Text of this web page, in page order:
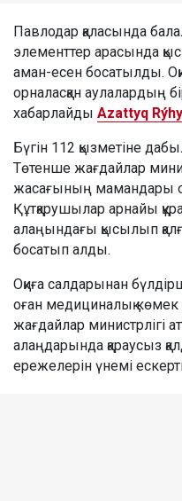
Павлодар қаласында
элементтер арасында
аман-есен босатылды.
орналасқан аулалардың
хабарлайды Azattyq
Бүгін 112 қызметіне
Төтенше жағдайлар
жасағының мамандары
Құтқарушылар арнайы
алаңындағы қысылып
босатып алды.
Оқиға салдарынан
оған медициналық көмек
жағдайлар министрлігі
алаңдарында қараусыз
ережелерін үнемі